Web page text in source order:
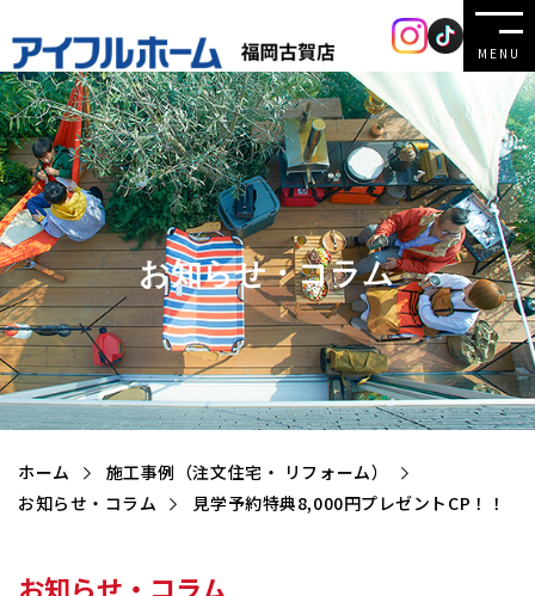
MENU
お知らせ・コラム
ホーム
施工事例（注文住宅・ リフォーム）
お知らせ・コラム
見学予約特典8,000円プレゼントCP！！
お知らせ・コラム